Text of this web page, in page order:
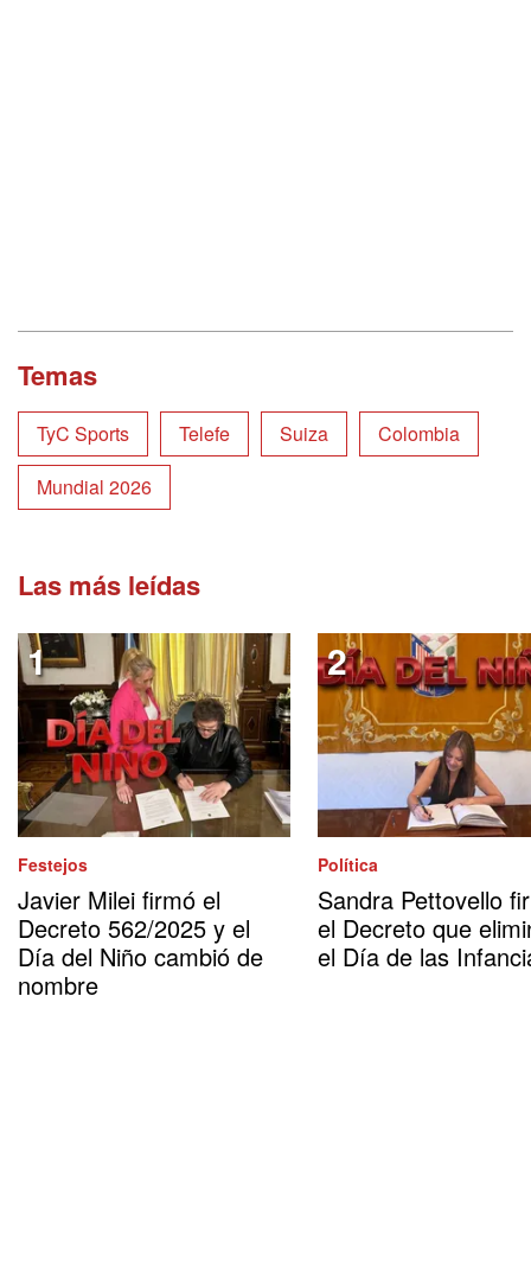
Temas
TyC Sports Telefe Suiza
Colombia
Mundial 2026
Las más leídas
Festejos
Javier Milei firmó el
Decreto 562/2025 y el
Día del Niño cambió de
nombre
Política
Sandra Pettovello
el Decreto que
el Día de las